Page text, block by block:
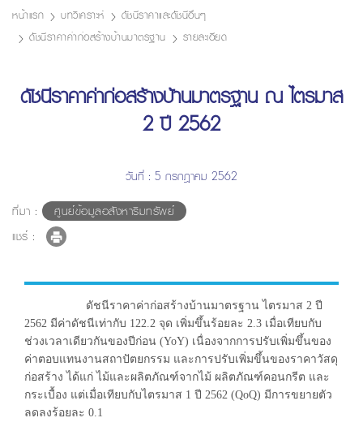
หน้าแรก บทวิเคราะห์
ดัชนีราคาและดัชนีอื่นๆ
ดัชนีราคาค่าก่อสร้างบ้านมาตรฐาน
รายละเอียด
ดัชนีราคาค่าก่อสร้างบ้านมาตรฐาน ณ ไตรมาส
2 ปี 2562
วันที่ : 5 กรกฎาคม 2562
ที่มา :
ศูนย์ข้อมูลอสังหาริมทรัพย์
แชร์ :
ดัชนีราคาค่าก่อสร้างบ้านมาตรฐาน ไตรมาส 2 ปี
2562 มีค่าดัชนีเท่ากับ 122.2 จุด เพิ่มขึ้นร้อยละ 2.3 เมื่อเทียบกับ
ช่วงเวลาเดียวกันของปีก่อน (YoY) เนื่องจากการปรับเพิ่มขึ้นของ
ค่าตอบแทนงานสถาปัตยกรรม และการปรับเพิ่มขึ้นของราคาวัสดุ
ก่อสร้าง ได้แก่ ไม้และผลิตภัณฑ์จากไม้ ผลิตภัณฑ์คอนกรีต และ
กระเบื้อง แต่เมื่อเทียบกับไตรมาส 1 ปี 2562 (QoQ) มีการขยายตัว
ลดลงร้อยละ 0.1